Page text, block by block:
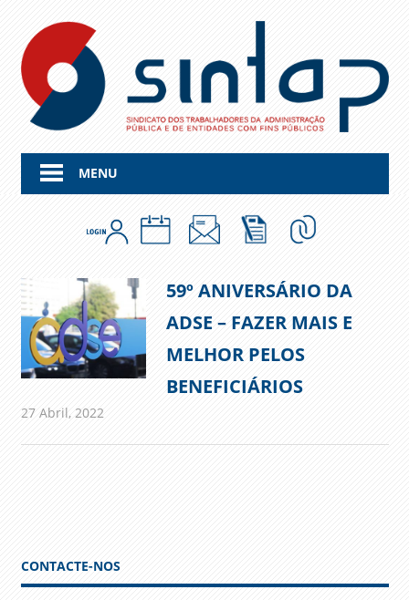
content
MENU
59º ANIVERSÁRIO DA
ADSE – FAZER MAIS E
MELHOR PELOS
BENEFICIÁRIOS
27 Abril, 2022
CONTACTE-NOS